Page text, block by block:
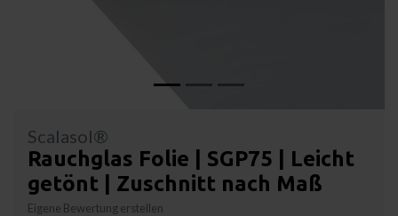
Scalasol®
Rauchglas Folie | SGP75 | Leicht
getönt | Zuschnitt nach Maß
Eigene Bewertung erstellen